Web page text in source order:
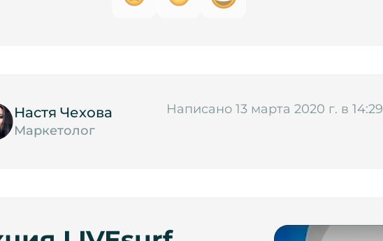
Настя Чехова
Маркетолог
Написано 13 марта 2020 г. в 14:29